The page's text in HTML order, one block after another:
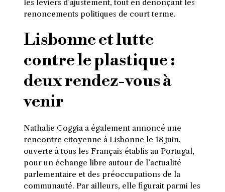
les leviers d’ajustement, tout en dénonçant les
renoncements politiques de court terme.
Lisbonne et lutte
contre le plastique :
deux rendez-vous à
venir
Nathalie Coggia a également annoncé une
rencontre citoyenne à Lisbonne le 18 juin,
ouverte à tous les Français établis au Portugal,
pour un échange libre autour de l’actualité
parlementaire et des préoccupations de la
communauté. Par ailleurs, elle figurait parmi les